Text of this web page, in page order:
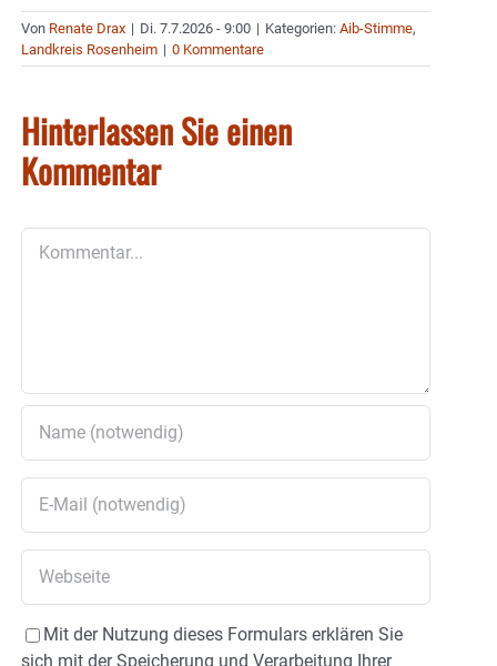
Von Renate Drax | Di. 7.7.2026 - 9:00 | Kategorien: Aib-Stimme,
Landkreis Rosenheim | 0 Kommentare
Hinterlassen Sie einen
Kommentar
Mit der Nutzung dieses Formulars erklären Sie
sich mit der Speicherung und Verarbeitung Ihrer